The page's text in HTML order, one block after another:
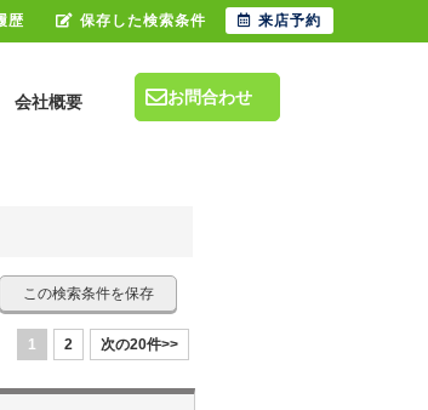
お問合わせ
会社概要
この検索条件を保存
1 2 次の20件>>
歴 保存した検索条件 来店予約